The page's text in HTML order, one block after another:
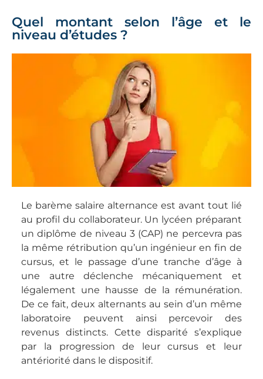
Quel montant selon l’âge et le
niveau d’études ?
Le barème salaire alternance est avant tout lié
au profil du collaborateur. Un lycéen préparant
un diplôme de niveau 3 (CAP) ne percevra pas
la même rétribution qu’un ingénieur en fin de
cursus, et le passage d’une tranche d’âge à
une autre déclenche mécaniquement et
légalement une hausse de la rémunération.
De ce fait, deux alternants au sein d’un même
laboratoire peuvent ainsi percevoir des
revenus distincts. Cette disparité s’explique
par la progression de leur cursus et leur
antériorité dans le dispositif.